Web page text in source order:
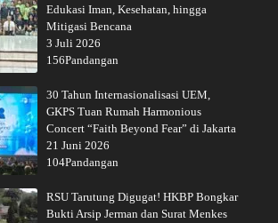
Edukasi Iman, Kesehatan, hingga
Mitigasi Bencana
3 Juli 2026
156Pandangan
30 Tahun Internasionalisasi UEM,
GKPS Tuan Rumah Harmonious
Concert “Faith Beyond Fear” di Jakarta
21 Juni 2026
104Pandangan
RSU Tarutung Digugat! HKBP Bongkar
Bukti Arsip Jerman dan Surat Menkes